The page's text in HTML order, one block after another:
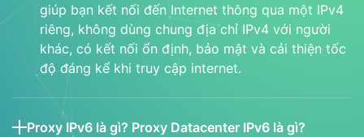
giúp bạn kết nối đến Internet thông qua một IPv4
riêng, không dùng chung địa chỉ IPv4 với người
khác, có kết nối ổn định, bảo mật và cải thiện tốc
độ đáng kể khi truy cập internet.
Proxy IPv6 là gì? Proxy Datacenter IPv6 là gì?